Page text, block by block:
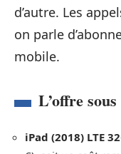
d’autre. Les
on parle
mobile.
L’offre
iPad (2018) LTE